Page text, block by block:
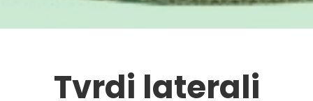
Tvrdi laterali